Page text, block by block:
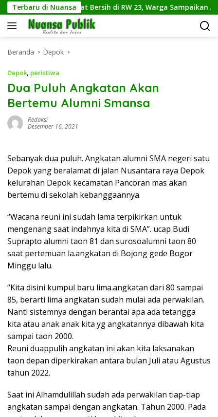
Langsung
ke
konten
Terbaru di Nuansa
Gelar Jumat Bersih di RW 23, Warga Sampaikan Aspirasi
Beranda Depok
Depok, peristiwa
Dua Puluh Angkatan Akan
Bertemu Alumni Smansa
Redaksi
Desember 16, 2021
Sebanyak dua puluh. Angkatan alumni SMA negeri satu
Depok yang beralamat di jalan Nusantara raya Depok
kelurahan Depok kecamatan Pancoran mas akan
bertemu di sekolah kebanggaannya.
“Wacana reuni ini sudah lama terpikirkan untuk
mengenang saat indahnya kita di SMA”. ucap Budi
Suprapto alumni taon 81 dan surosoalumni taon 80
saat pertemuan la.angkatan di Bojong gede Bogor
Minggu lalu.
“Kita disini kumpul baru lima.angkatan dari 80 sampai
85, berarti lima angkatan sudah mulai ada perwakilan.
Nanti sistemnya dengan berantai apa ada tetangga
kita atau anak anak kita yg angkatannya dibawah kita
sampai taon 2000.
Reuni duappulih angkatan ini akan kita laksanakan
taon depan diperkirakan antara bulan Juli atau Agustus
tahun 2022.
Saat ini Alhamdulillah sudah ada perwakilan tiap-tiap
angkatan sampai dengan angkatan. Tahun 2000. Pada